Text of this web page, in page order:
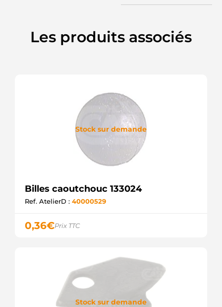
Les produits associés
Stock sur demande
Billes caoutchouc 133024
Ref. AtelierD : 40000529
0,36€Prix TTC
Stock sur demande